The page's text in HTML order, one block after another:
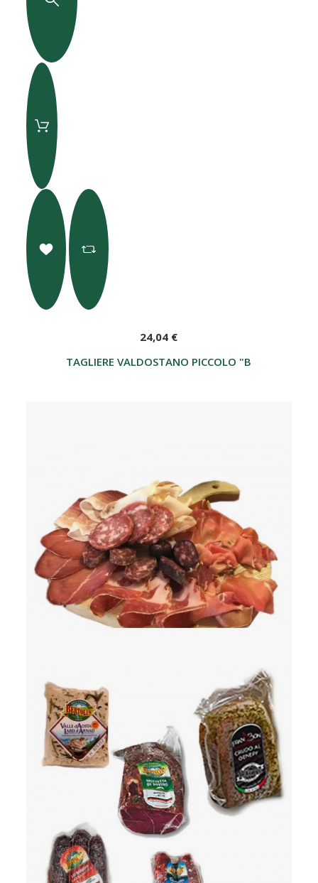
TAGLIERE VALDOSTANO PICCOLO "BERTOLIN"
24,04 €